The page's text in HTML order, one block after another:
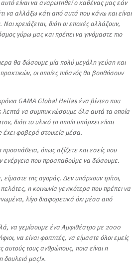
αυτό είναι να αναρωτηθεί ο καθένας μας εάν
να αλλάξω κάτι από αυτά που κάνω και είναι
χρειάζεται, διότι οι εποχές αλλάζουν,
γύρω μας και πρέπει να γινόμαστε πιο
θα δώσουμε μία πολύ μεγάλη γεύση και
οι οποίες πιθανός θα βοηθήσουν
GAMA Global Hellas ένα βίντεο που
να συμπυκνώσουμε όλα αυτά τα οποία
διότι το υλικό το οποίο υπάρχει είναι
έχει φοβερά στοιχεία μέσα.
προσπάθεια, όπως αξίζετε και εσείς που
ενέργεια που προσπαθούμε να δώσουμε.
της αγοράς. Δεν υπάρχουν τρίτοι,
η κοινωνία γενικότερα που πρέπει να
λίγο διαφορετικά όχι μέσα από
να γεμίσουμε ένα Αμφιθέατρο με 2000
να είναι φοιτητές, να είμαστε όλοι εμείς
αυτούς τους ανθρώπους, ποια είναι η
δουλειά μας!».